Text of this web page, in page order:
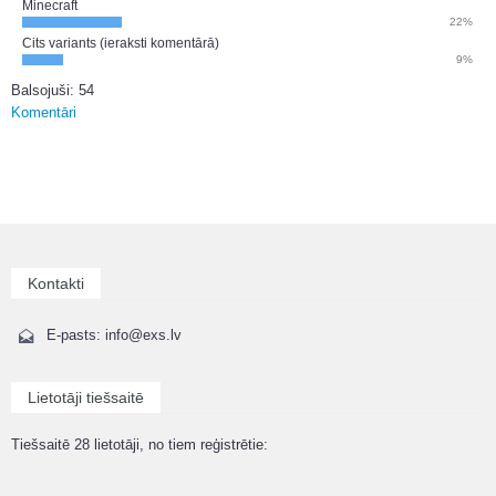
Minecraft
22%
Cits variants (ieraksti komentārā)
9%
Balsojuši: 54
Komentāri
Kontakti
E-pasts: info@exs.lv
Lietotāji tiešsaitē
Tiešsaitē 28 lietotāji, no tiem reģistrētie: